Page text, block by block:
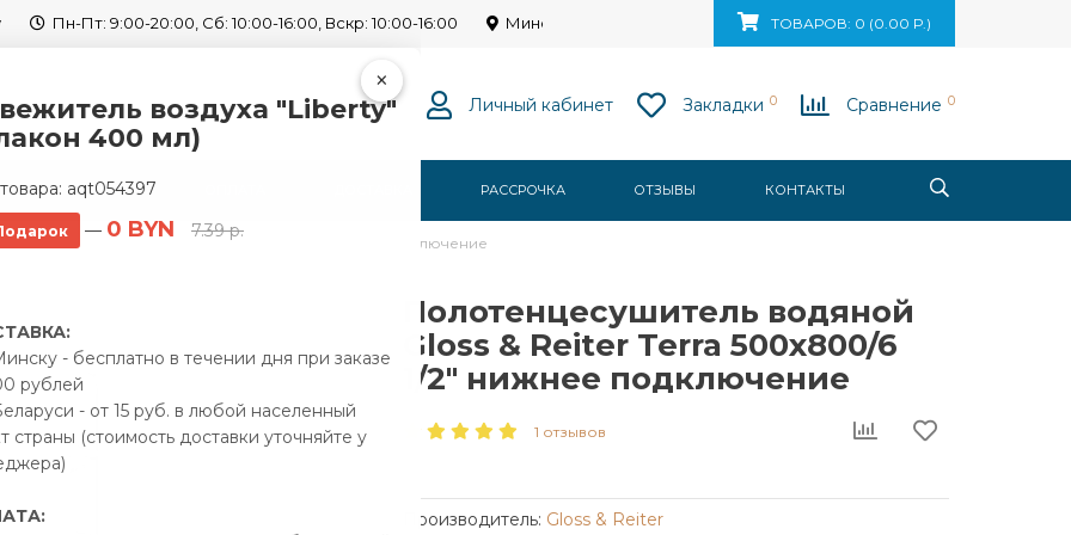
×
воздуха "Liberty"
400 мл)
aqt054397
— 0 BYN 7.39 р.
- бесплатно в течении дня при заказе
рублей
- от 15 руб. в любой населенный
страны (стоимость доставки уточняйте у
Пн-Пт: 9:00-20:00, Сб: 10:00-16:00, Вскр: 10:00-16:00 Минск, ул. Ваупшасова, д. 10, пом. 131ТОВАРОВ: 0 (0.00 Р.)
Личный кабинет Закладки 0 Сравнение 0
О НАС РАССРОЧКА ОТЗЫВЫ КОНТАКТЫ
Gloss & Reiter Terra 500х800/6 1/2" нижнее подключение
Полотенцесушитель водяной
Gloss & Reiter Terra 500х800/6
1/2" нижнее подключение
1 отзывов
Производитель: Gloss & Reiter